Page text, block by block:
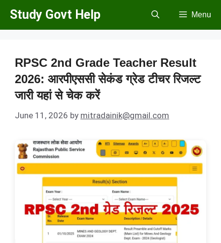
Skip
Study Govt Help Menu
RPSC 2nd Grade Teacher Result
2026: आरपीएससी सेकंड ग्रेड टीचर रिजल्ट
जारी यहां से चेक करें
June 11, 2026 by mitradainik@gmail.com